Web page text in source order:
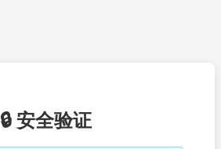
🔒 安全验证